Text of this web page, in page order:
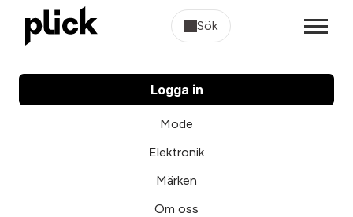
Sök
Logga in
Mode
Elektronik
Märken
Om oss